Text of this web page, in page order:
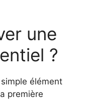
une
?
élément
première